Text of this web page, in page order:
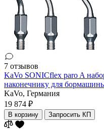
7 отзывов
KaVo SONICflex paro A
наконечнику для
KaVo, Германия
19 874 ₽
В корзину Запросить КП